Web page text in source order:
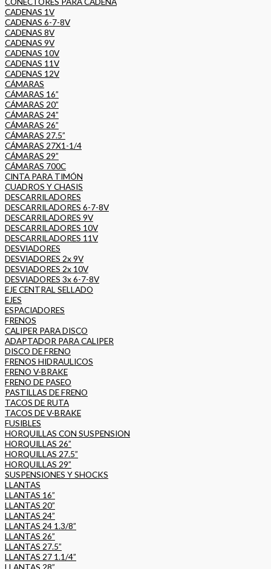
CADENAS 1V
CADENAS 6-7-8V
CADENAS 8V
CADENAS 9V
CADENAS 10V
CADENAS 11V
CADENAS 12V
CÁMARAS
CÁMARAS 16”
CÁMARAS 20”
CÁMARAS 24”
CÁMARAS 26”
CÁMARAS 27.5”
CÁMARAS 27X1-1/4
CÁMARAS 29”
CÁMARAS 700C
CINTA PARA TIMÓN
CUADROS Y CHASIS
DESCARRILADORES
DESCARRILADORES 6-7-8V
DESCARRILADORES 9V
DESCARRILADORES 10V
DESCARRILADORES 11V
DESVIADORES
DESVIADORES 2x 9V
DESVIADORES 2x 10V
DESVIADORES 3x 6-7-8V
EJE CENTRAL SELLADO
EJES
ESPACIADORES
FRENOS
CALIPER PARA DISCO
ADAPTADOR PARA CALIPER
DISCO DE FRENO
FRENOS HIDRAULICOS
FRENO V-BRAKE
FRENO DE PASEO
PASTILLAS DE FRENO
TACOS DE RUTA
TACOS DE V-BRAKE
FUSIBLES
HORQUILLAS CON SUSPENSION
HORQUILLAS 26”
HORQUILLAS 27.5”
HORQUILLAS 29”
SUSPENSIONES Y SHOCKS
LLANTAS
LLANTAS 16”
LLANTAS 20”
LLANTAS 24”
LLANTAS 24 1.3/8”
LLANTAS 26”
LLANTAS 27.5”
LLANTAS 27 1.1/4”